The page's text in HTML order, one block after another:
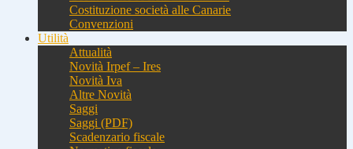
Costituzione società alle Canarie
Convenzioni
Utilità
Attualità
Novità Irpef – Ires
Novità Iva
Altre Novità
Saggi
Saggi (PDF)
Scadenzario fiscale